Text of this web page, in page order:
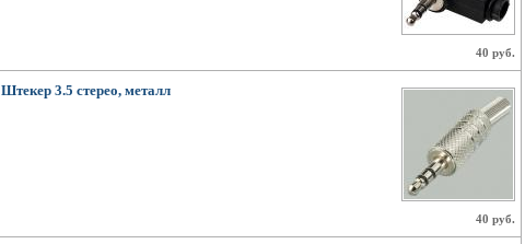
40 руб.
40 руб.
Штекер 3.5 стерео, металл